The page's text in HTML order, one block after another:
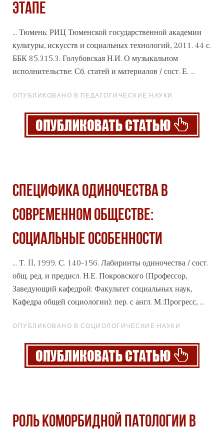
ЭТАПЕ
... Тюмень: РИЦ Тюменской государственной академии
культуры, искусств и социальных технологий, 2011. 44 с.
ББК 85.315.3. Голубовская Н.И. О музыкальном
исполнительстве: Сб. статей и материалов / сост. Е. ...
ОПУБЛИКОВАНО В ПЕДАГОГИЧЕСКИЕ НАУКИ
СПЕЦИФИКА ОДИНОЧЕСТВА В
СОВРЕМЕННОМ ОБЩЕСТВЕ:
СОЦИАЛЬНЫЕ ОСОБЕННОСТИ
... Т. II, 1999. С. 140-156. Лабиринты одиночества / сост.
общ. ред. и предисл. Н.Е. Покровского (Профессор,
Заведующий кафедрой: Факультет социальных наук,
Кафедра общей социологии); пер. с англ. М.:Прогресс, ...
ОПУБЛИКОВАНО В СОЦИОЛОГИЧЕСКИЕ НАУКИ
РОЛЬ КОМОРБИДНОЙ ПАТОЛОГИИ В